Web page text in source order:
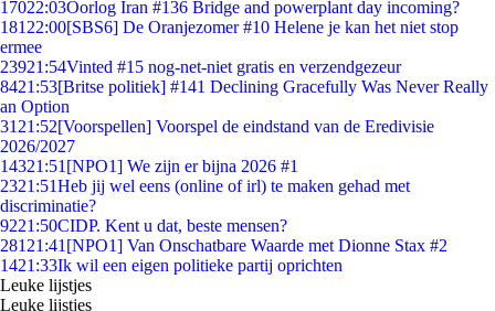
17022:03Oorlog Iran #136 Bridge and powerplant day incoming?
181 22:00[SBS6] De Oranjezomer #10 Helene je kan het niet stop
ermee
23921:54Vinted #15 nog-net-niet gratis en verzendgezeur
8421:53[Britse politiek] #141 Declining Gracefully Was Never Really
an Option
31 21:52[Voorspellen] Voorspel de eindstand van de Eredivisie
2026/2027
14321:51 [NPO1] We zijn er bijna 2026 #1
2321:51Heb jij wel eens (online of irl) te maken gehad met
discriminatie?
9221:50CIDP. Kent u dat, beste mensen?
281 21:41 [NPO1] Van Onschatbare Waarde met Dionne Stax #2
1421:33Ik wil een eigen politieke partij oprichten
Leuke lijstjes
Leuke lijstjes